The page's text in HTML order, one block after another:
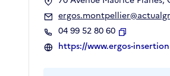
04 99 52 80 60
Copier
https://www.ergos-